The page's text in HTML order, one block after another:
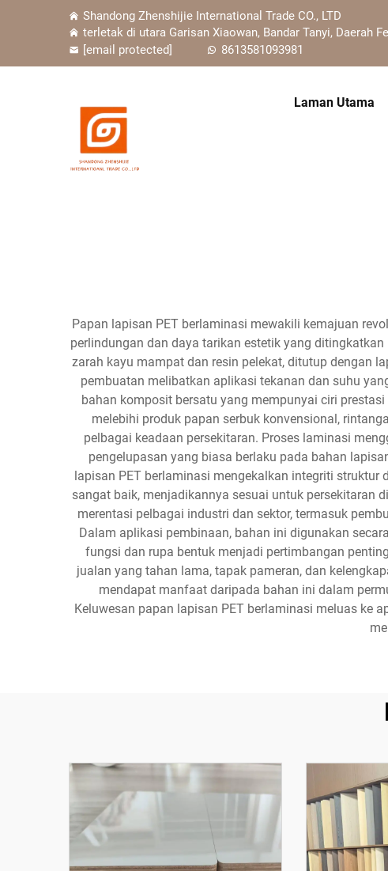
Shandong Zhenshijie International Trade CO., LTD
terletak di utara Garisan Xiaowan, Bandar Tanyi, Daerah
[email protected]
8613581093981
Laman Utama
Papan lapisan PET berlaminasi mewakili kemajuan
perlindungan dan daya tarikan estetik yang
zarah kayu mampat dan resin pelekat, ditutup dengan
pembuatan melibatkan aplikasi tekanan dan suhu
bahan komposit bersatu yang mempunyai ciri
melebihi produk papan serbuk konvensional,
pelbagai keadaan persekitaran. Proses laminasi
pengelupasan yang biasa berlaku pada bahan
lapisan PET berlaminasi mengekalkan integriti
sangat baik, menjadikannya sesuai untuk persekitaran
merentasi pelbagai industri dan sektor, termasuk
Dalam aplikasi pembinaan, bahan ini digunakan
fungsi dan rupa bentuk menjadi pertimbangan
jualan yang tahan lama, tapak pameran, dan
mendapat manfaat daripada bahan ini dalam
Keluwesan papan lapisan PET berlaminasi meluas ke